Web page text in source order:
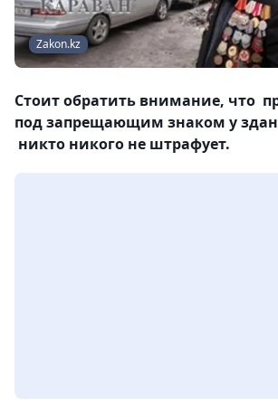
Zakon.kz
Стоит обратить внимание, что
под запрещающим знаком у
никто никого не штрафует.